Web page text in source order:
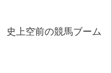
史上空前の競馬ブーム